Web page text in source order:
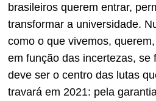
brasileiros querem entrar,
transformar a universidade.
como o que vivemos,
em função das incertezas, se
deve ser o centro das lutas
travará em 2021: pela